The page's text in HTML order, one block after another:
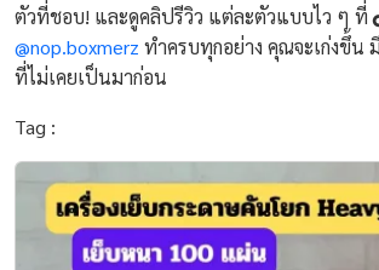
ตัวที่ชอบ! และดูคลิปรีวิว แต่ละตัวแบบไว ๆ ที่
@nop.boxmerz ทำครบทุกอย่าง คุณจะเก่งขึ้น
ที่ไม่เคยเป็นมาก่อน
Tag :